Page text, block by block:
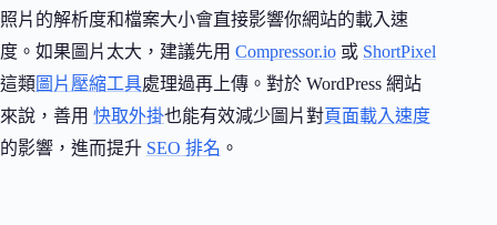
照片的解析度和檔案大小會直接影響你網站的載入速
度。如果圖片太大，建議先用 Compressor.io 或 ShortPixel
這類 圖片壓縮工具處理過再上傳。對於 WordPress 網站
來說，善用 快取外掛也能有效減少圖片對頁面載入速度
的影響，進而提升 SEO 排名 。